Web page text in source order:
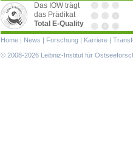
Das IOW trägt
das Prädikat
Total E-Quality
Navigation
überspringen
Home | News | Forschung | Karriere |
© 2008-2026 Leibniz-Institut für